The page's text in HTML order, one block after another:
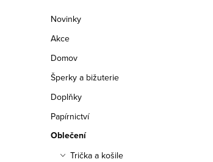
s
t
r
a
n
n
Novinky
Akce
Domov
Šperky a bižuterie
Doplňky
Papírnictví
Oblečení
Trička a košile